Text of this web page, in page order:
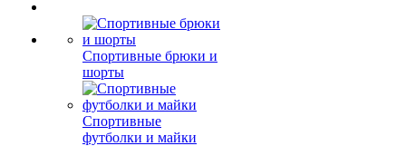
Спортивные брюки и
шорты
Спортивные
футболки и майки